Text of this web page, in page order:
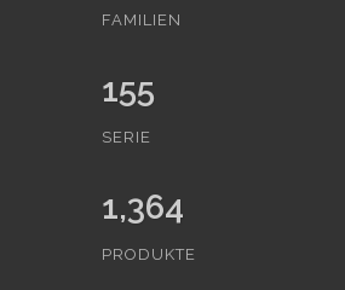
FAMILIEN
155
SERIE
1,364
PRODUKTE